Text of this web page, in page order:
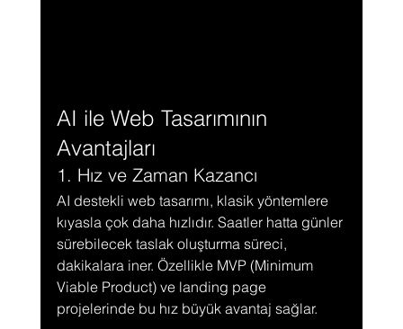
AI ile Web Tasarımının
Avantajları
1. Hız ve Zaman Kazancı
AI destekli web tasarımı, klasik yöntemlere
kıyasla çok daha hızlıdır. Saatler hatta günler
sürebilecek taslak oluşturma süreci,
dakikalara iner. Özellikle MVP (Minimum
Viable Product) ve landing page
projelerinde bu hız büyük avantaj sağlar.